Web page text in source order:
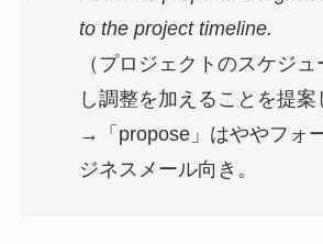
to the project timeline.
（プロジェクトのスケジ
し調整を加えることを提案
→「propose」はややフォ
ジネスメール向き。